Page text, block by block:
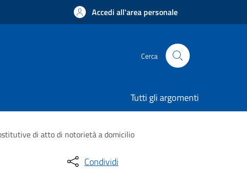
Accedi all'area personale
Cerca
Tutti gli argomenti
di atto di notorietà a domicilio
Condividi